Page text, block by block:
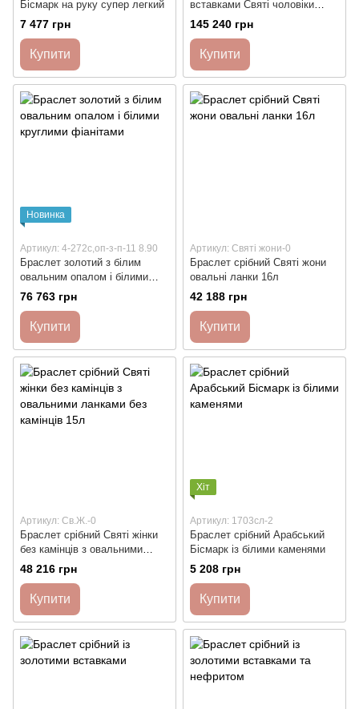
Бісмарк на руку супер легкий
7 477 грн
Купити
вставками Святі чоловіки
квадратні ланки 16 л чорніння
145 240 грн
Купити
Новинка
Артикул: 4-272с,оп-з-п-11 8.90
Браслет золотий з білим
овальним опалом і білими
круглими фіанітами
76 763 грн
Купити
Артикул: Святі жони-0
Браслет срібний Святі жони
овальні ланки 16л
42 188 грн
Купити
Артикул: Св.Ж.-0
Браслет срібний Святі жінки
без камінців з овальними
ланками без камінців 15л
48 216 грн
Купити
Хіт
Артикул: 1703сл-2
Браслет срібний Арабський
Бісмарк із білими каменями
5 208 грн
Купити